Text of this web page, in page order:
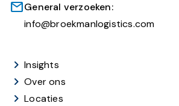
General verzoeken:
info@broekmanlogistics.com
Insights
Over ons
Locaties